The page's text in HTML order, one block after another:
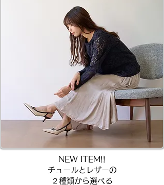
NEW ITEM!!
チュールとレザーの
２種類から選べる​